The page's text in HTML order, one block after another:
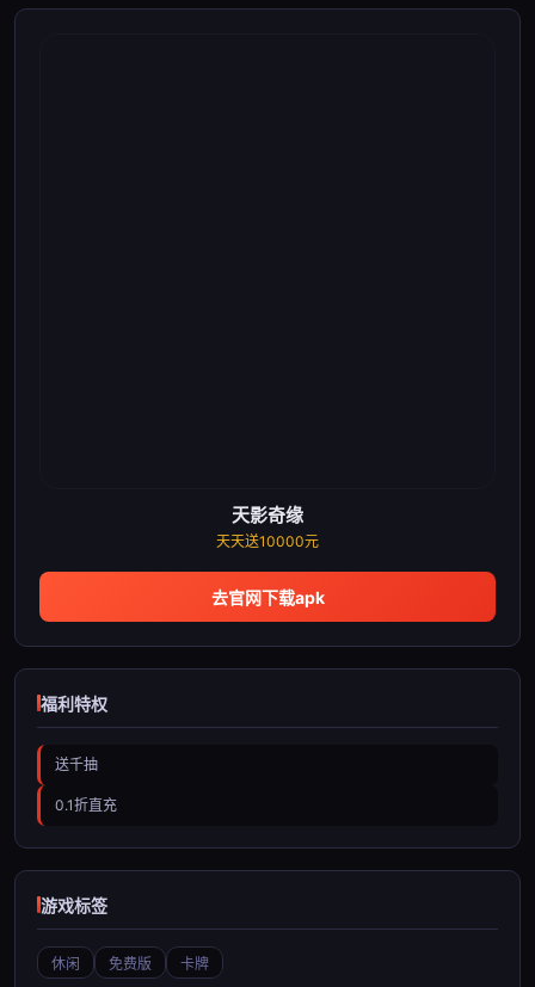
天影奇缘
天天送10000元
去官网下载apk
福利特权
送千抽
0.1折直充
游戏标签
休闲 免费版 卡牌